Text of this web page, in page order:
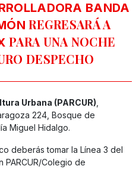
BANDA
REGRESARÁ A
PARA UNA NOCHE
DESPECHO
Urbana (PARCUR)
224, Bosque de
Miguel Hidalgo.
deberás tomar la Línea 3 del
PARCUR/Colegio de